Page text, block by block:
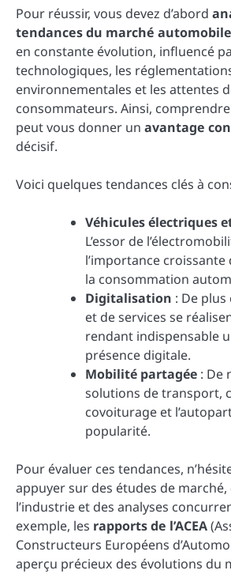
Pour réussir, vous devez d’abord
tendances du marché automobile
en constante évolution, influencé
technologiques, les
environnementales et les attentes
consommateurs. Ainsi,
peut vous donner un avantage
décisif.
Voici quelques tendances clés à
Véhicules électriques
L’essor de
l’importance croissante
la consommation
Digitalisation : De plus
et de services se
rendant indispensable
présence digitale.
Mobilité partagée : De
solutions de transport,
covoiturage et
popularité.
Pour évaluer ces tendances,
appuyer sur des études de
l’industrie et des analyses
exemple, les rapports de l’ACEA
Constructeurs Européens
aperçu précieux des évolutions du